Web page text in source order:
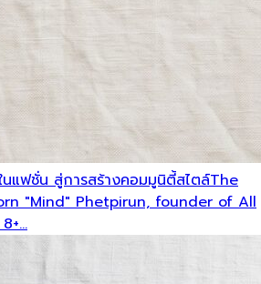
นแฟชั่น สู่การสร้างคอมมูนิตี้สไตล์The
"Mind" Phetpirun, founder of All